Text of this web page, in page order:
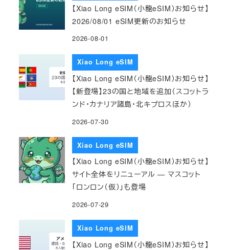
【Xiao Long eSIM（小龍eSIM）お知らせ】
2026/08/01 eSIM更新のお知らせ
2026-08-01
Xiao Long eSIM
【Xiao Long eSIM（小龍eSIM）お知らせ】
【新登場】23の国と地域を追加（スコットラ
ンド・カナリア諸島・北キプロスほか）
2026-07-30
Xiao Long eSIM
【Xiao Long eSIM（小龍eSIM）お知らせ】
サイト全体をリニューアル — マスコット
「ロンロン（仮）」も登場
2026-07-29
Xiao Long eSIM
【Xiao Long eSIM（小龍eSIM）お知らせ】